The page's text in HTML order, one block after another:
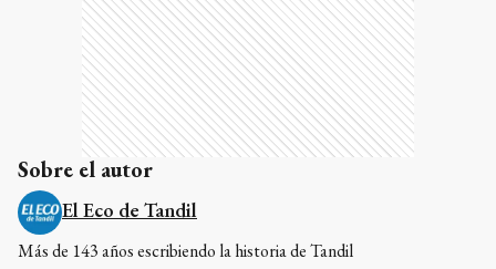
Sobre el autor
El Eco de Tandil
Más de 143 años escribiendo la historia de Tandil